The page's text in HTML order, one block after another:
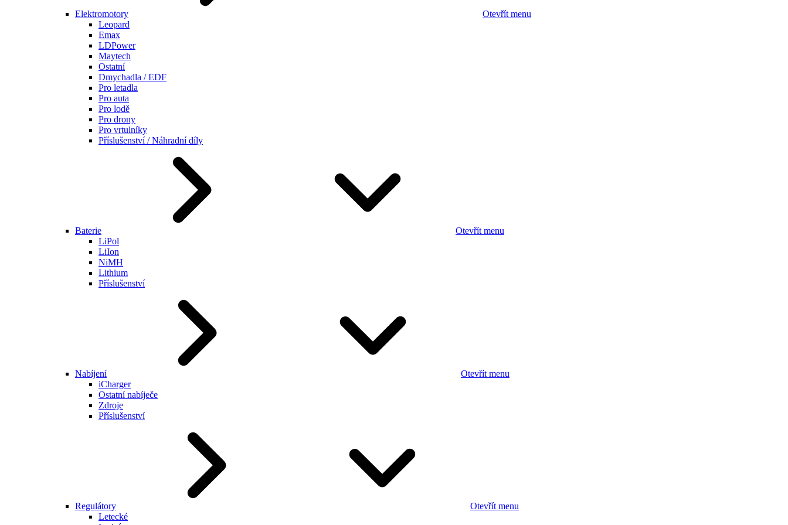
Elektromotory
Otevřít menu
Leopard
Emax
LDPower
Maytech
Ostatní
Dmychadla / EDF
Pro letadla
Pro auta
Pro lodě
Pro drony
Pro vrtulníky
Příslušenství / Náhradní díly
Baterie
Otevřít menu
LiPol
LiIon
NiMH
Lithium
Příslušenství
Nabíjení
Otevřít menu
iCharger
Ostatní nabíječe
Zdroje
Příslušenství
Regulátory
Otevřít menu
Letecké